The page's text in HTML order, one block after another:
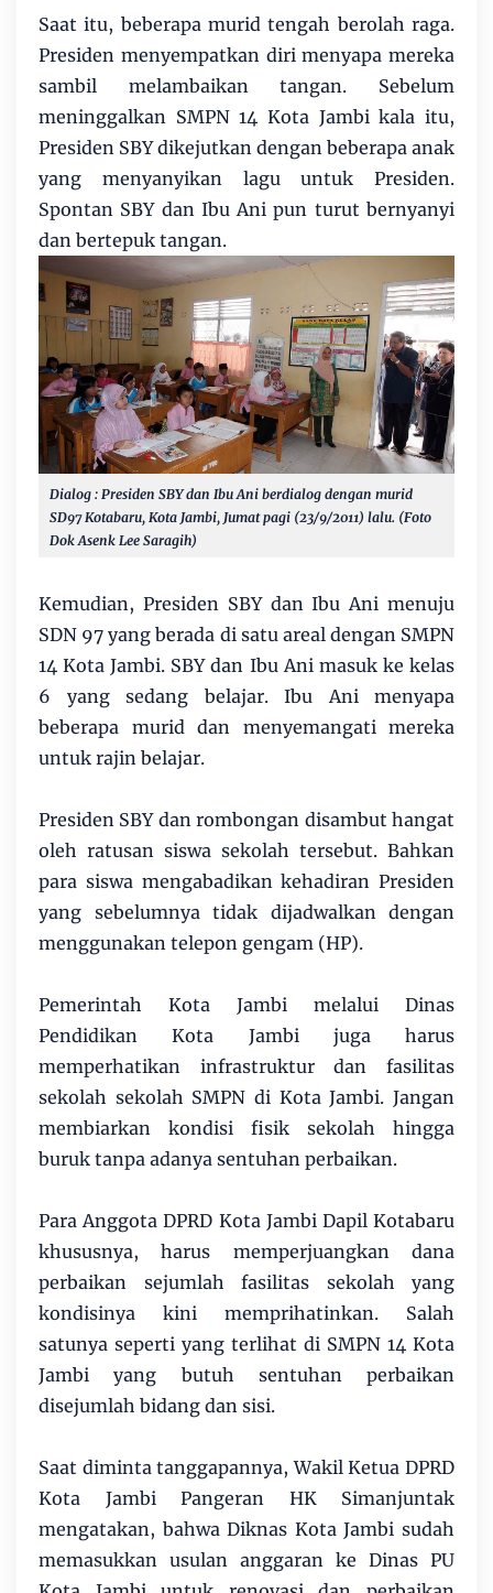
Saat itu, beberapa murid tengah berolah raga.
Presiden menyempatkan diri menyapa mereka
sambil melambaikan tangan. Sebelum
meninggalkan SMPN 14 Kota Jambi kala itu,
Presiden SBY dikejutkan dengan beberapa anak
yang menyanyikan lagu untuk Presiden.
Spontan SBY dan Ibu Ani pun turut bernyanyi
dan bertepuk tangan.
Dialog : Presiden SBY dan Ibu Ani berdialog dengan murid
SD97 Kotabaru, Kota Jambi, Jumat pagi (23/9/2011) lalu. (Foto
Dok Asenk Lee Saragih)
Kemudian, Presiden SBY dan Ibu Ani menuju
SDN 97 yang berada di satu areal dengan SMPN
14 Kota Jambi. SBY dan Ibu Ani masuk ke kelas
6 yang sedang belajar. Ibu Ani menyapa
beberapa murid dan menyemangati mereka
untuk rajin belajar.
Presiden SBY dan rombongan disambut hangat
oleh ratusan siswa sekolah tersebut. Bahkan
para siswa mengabadikan kehadiran Presiden
yang sebelumnya tidak dijadwalkan dengan
menggunakan telepon gengam (HP).
Pemerintah Kota Jambi melalui Dinas
Pendidikan Kota Jambi juga harus
memperhatikan infrastruktur dan fasilitas
sekolah sekolah SMPN di Kota Jambi. Jangan
membiarkan kondisi fisik sekolah hingga
buruk tanpa adanya sentuhan perbaikan.
Para Anggota DPRD Kota Jambi Dapil Kotabaru
khususnya, harus memperjuangkan dana
perbaikan sejumlah fasilitas sekolah yang
kondisinya kini memprihatinkan. Salah
satunya seperti yang terlihat di SMPN 14 Kota
Jambi yang butuh sentuhan perbaikan
disejumlah bidang dan sisi.
Saat diminta tanggapannya, Wakil Ketua DPRD
Kota Jambi Pangeran HK Simanjuntak
mengatakan, bahwa Diknas Kota Jambi sudah
memasukkan usulan anggaran ke Dinas PU